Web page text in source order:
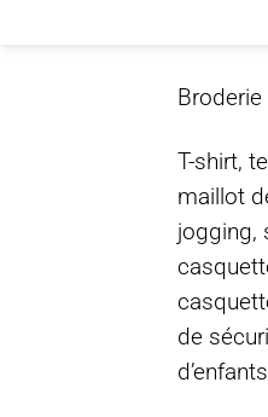
T-shirt,
maillot
jogging,
de